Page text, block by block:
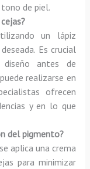
de piel.
un lápiz
Es crucial
antes de
realizarse en
ofrecen
y en lo que
del pigmento?
aplica una crema
para minimizar